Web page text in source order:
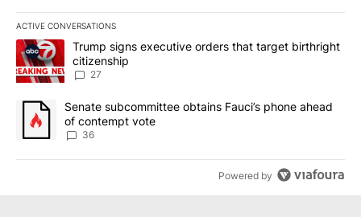
ACTIVE CONVERSATIONS
The following is a list of the most commented articles in the last
A trending article titled "Trump signs executive orders that
Trump signs executive orders that target birthright
citizenship
27
A trending article titled "Senate subcommittee obtains Fauci’s
Senate subcommittee obtains Fauci’s phone ahead
of contempt vote
36
Powered by